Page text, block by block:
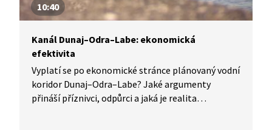
10:40
Kanál Dunaj–Odra–Labe: ekonomická
efektivita
Vyplatí se po ekonomické stránce plánovaný vodní
koridor Dunaj–Odra–Labe? Jaké argumenty
přináší příznivci, odpůrci a jaká je realita